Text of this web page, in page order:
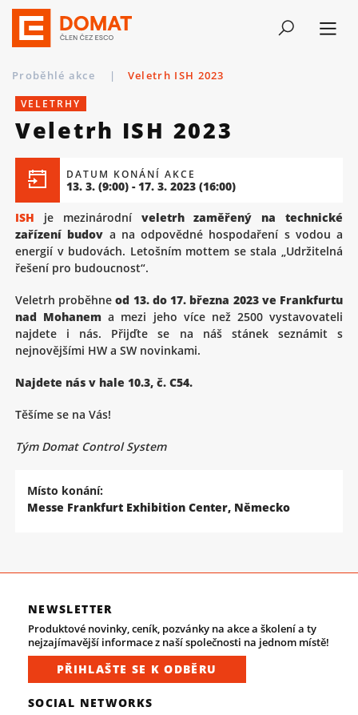
Proběhlé akce | Veletrh ISH 2023
VELETRHY
Veletrh ISH 2023
DATUM KONÁNÍ AKCE
13. 3. (9:00)-17. 3. 2023 (16:00)
ISH je mezinárodní veletrh zaměřený na technické
zařízení budov a na odpovědné hospodaření s vodou a
energií v budovách. Letošním mottem se stala „Udržitelná
řešení pro budoucnost“.
Veletrh proběhneod 13. do 17. března 2023 ve Frankfurtu
nad Mohanem a mezi jeho více než 2500 vystavovateli
najdete i nás. Přijďte se na náš stánek seznámit s
nejnovějšími HW a SW novinkami.
Najdete nás v hale 10.3, č. C54.
Těšíme se na Vás!
Tým Domat Control System
Místo konání:
Messe Frankfurt Exhibition Center, Německo
NEWSLETTER
Produktové novinky, ceník, pozvánky na akce a školení a ty
nejzajímavější informace z naší společnosti na jednom místě!
PŘIHLAŠTE SE K ODBĚRU
SOCIAL NETWORKS